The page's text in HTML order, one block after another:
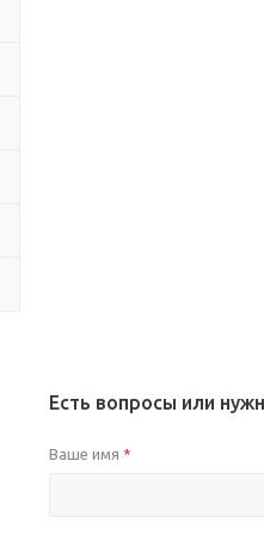
Есть вопросы или
Ваше имя *